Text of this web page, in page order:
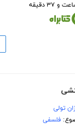
تولی
فلسفی